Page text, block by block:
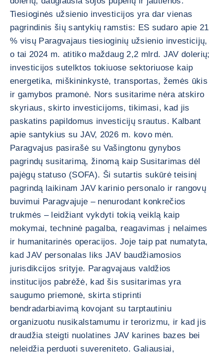
Tiesioginės užsienio investicijos yra dar vienas
pagrindinis šių santykių ramstis: ES sudaro apie 21
% visų Paragvajaus tiesioginių užsienio investicijų,
o tai 2024 m. atitiko maždaug 2,2 mlrd. JAV dolerių;
investicijos sutelktos tokiuose sektoriuose kaip
energetika, miškininkystė, transportas, žemės ūkis
ir gamybos pramonė. Nors susitarime nėra atskiro
skyriaus, skirto investicijoms, tikimasi, kad jis
paskatins papildomus investicijų srautus. Kalbant
apie santykius su JAV, 2026 m. kovo mėn.
Paragvajus pasirašė su Vašingtonu gynybos
pagrindų susitarimą, žinomą kaip Susitarimas dėl
pajėgų statuso (SOFA). Ši sutartis sukūrė teisinį
pagrindą laikinam JAV karinio personalo ir rangovų
buvimui Paragvajuje – nenurodant konkrečios
trukmės – leidžiant vykdyti tokią veiklą kaip
mokymai, techninė pagalba, reagavimas į nelaimes
ir humanitarinės operacijos. Joje taip pat numatyta,
kad JAV personalas liks JAV baudžiamosios
jurisdikcijos srityje. Paragvajaus valdžios
institucijos pabrėžė, kad šis susitarimas yra
saugumo priemonė, skirta stiprinti
bendradarbiavimą kovojant su tarptautiniu
organizuotu nusikalstamumu ir terorizmu, ir kad jis
draudžia steigti nuolatines JAV karines bazes bei
neleidžia perduoti suvereniteto. Galiausiai,